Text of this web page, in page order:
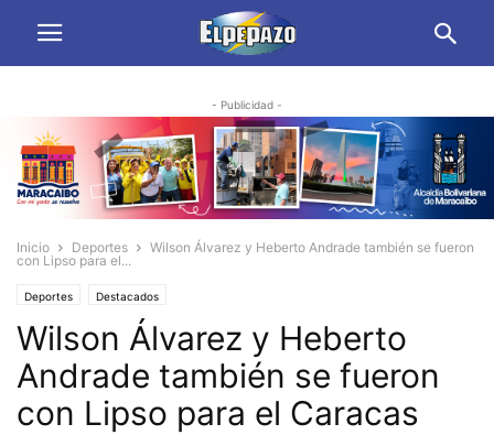
- Publicidad -
Inicio Deportes
Wilson Álvarez y Heberto Andrade también se fueron
con Lipso para el...
Deportes Destacados
Wilson Álvarez y Heberto
Andrade también se fueron
con Lipso para el Caracas